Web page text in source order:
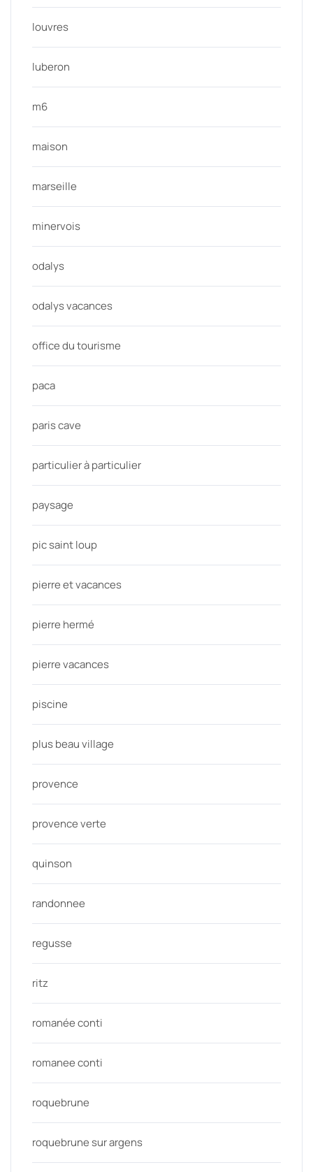
louvres
luberon
m6
maison
marseille
minervois
odalys
odalys vacances
office du tourisme
paca
paris cave
particulier à particulier
paysage
pic saint loup
pierre et vacances
pierre hermé
pierre vacances
piscine
plus beau village
provence
provence verte
quinson
randonnee
regusse
ritz
romanée conti
romanee conti
roquebrune
roquebrune sur argens